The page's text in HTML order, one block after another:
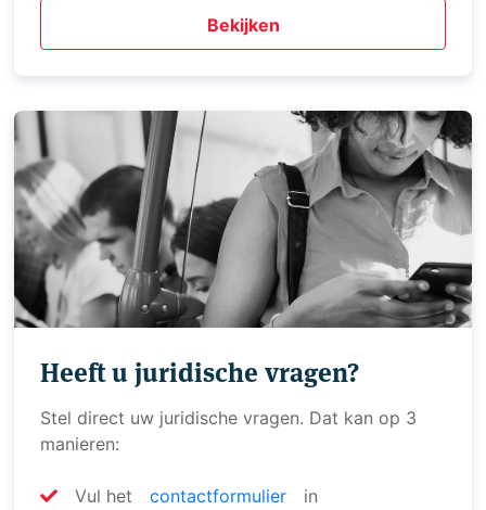
Bekijken
Heeft u juridische vragen?
Stel direct uw juridische vragen. Dat kan op 3
manieren:
Vul het contactformulier
in